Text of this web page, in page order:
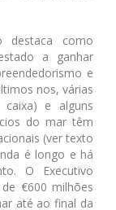
destaca como
a ganhar
e
nos, várias
e alguns
do mar têm
(ver texto
é longo e há
O Executivo
€600 milhões
até ao final da